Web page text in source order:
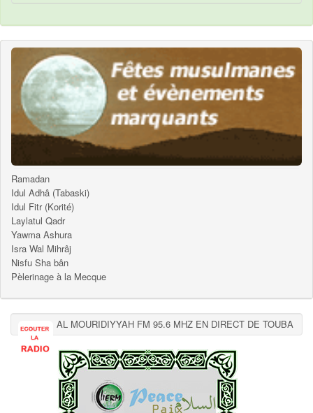
Ramadan
Idul Adhâ (Tabaski)
Idul Fitr (Korité)
Laylatul Qadr
Yawma Ashura
Isra Wal Mihrâj
Nisfu Sha bân
Pèlerinage à la Mecque
AL MOURIDIYYAH FM 95.6 MHZ EN DIRECT DE TOUBA